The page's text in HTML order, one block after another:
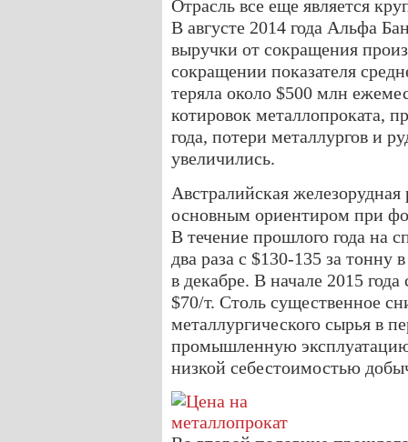
Отрасль все еще является
В августе 2014 года Альфа
выручки от сокращения
сокращении показателя
теряла около $500 млн
котировок металлопроката,
года, потери металлургов и
увеличились.
Австралийская
основным ориентиром при
В течение прошлого года на
два раза с $130-135 за тонну
в декабре. В начале 2015
$70/т. Столь существенное
металлургического сырья в
промышленную
низкой себестоимостью